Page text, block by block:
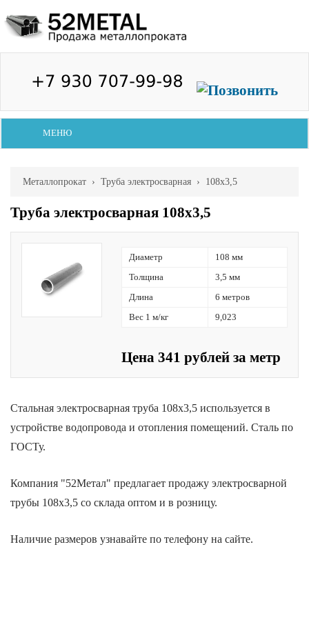
МЕНЮ
Металлопрокат › Труба электросварная › 108х3,5
Труба электросварная 108х3,5
Диаметр 108 мм
Толщина 3,5 мм
Длина 6 метров
Вес 1 м/кг 9,023
Цена 341 рублей за метр
Стальная электросварная труба 108х3,5 используется в
устройстве водопровода и отопления помещений. Сталь по
ГОСТу.
Компания "52Метал" предлагает продажу электросварной
трубы 108х3,5 со склада оптом и в розницу.
Наличие размеров узнавайте по телефону на сайте.